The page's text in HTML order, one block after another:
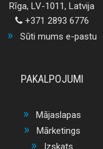
Rīga, LV-1011, Latvija
+371 2893 6776
Sūti mums e-pastu
PAKALPOJUMI
Mājaslapas
Mārketings
Izskats